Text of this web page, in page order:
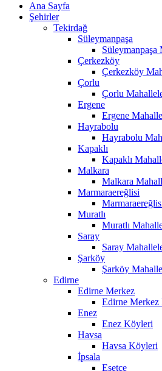
Ana Sayfa
Şehirler
Tekirdağ
Süleymanpaşa
Süleymanpaşa
Çerkezköy
Çerkezköy
Çorlu
Çorlu
Ergene
Ergene
Hayrabolu
Hayrabolu
Kapaklı
Kapaklı
Malkara
Malkara
Marmaraereğlisi
Muratlı
Muratlı
Saray
Saray
Şarköy
Şarköy
Edirne
Edirne Merkez
Edirne
Enez
Enez Köyleri
Havsa
Havsa Köyleri
İpsala
Esetçe